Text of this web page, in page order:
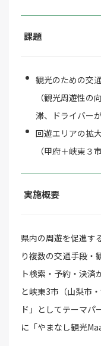
課題
観光のための交
（観光周遊性
滞、ドライバー
回遊エリアの拡
（甲府＋峡東３
実施概要
県内の周遊を促進す
り複数の交通手段・
ト検索・予約・決済
と峡東3市（山梨市
ド」としてテーマパ
に「やまなし観光